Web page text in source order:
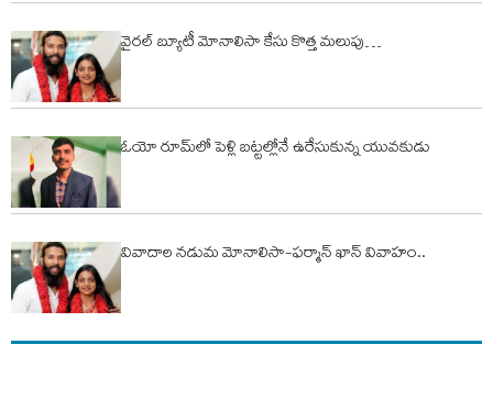
వైరల్ బ్యూటీ మోనాలిసా కేసు కొత్త మలుపు…
ఓయో రూమ్‌లో పెళ్లి బ‌ట్ట‌ల్లోనే ఉరేసుకున్న యువ‌కుడు
వివాదాల నడుమ మోనాలిసా-ఫర్మాన్ ఖాన్ వివాహం..